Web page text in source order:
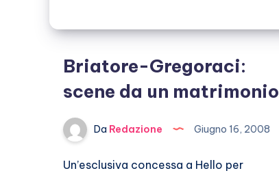
Briatore-Gregoraci:
scene da un matrimonio
Da Redazione Giugno 16, 2008
Un’esclusiva concessa a Hello per